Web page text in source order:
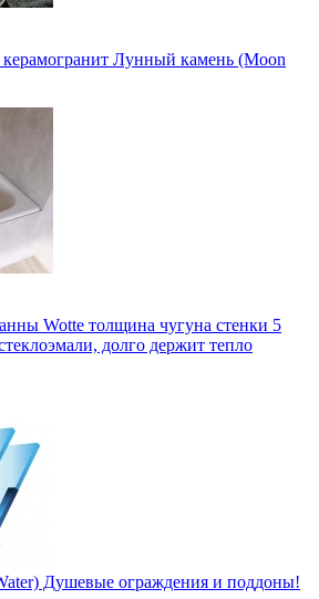
Лунный камень (Moon
Wotte толщина чугуна стенки 5
долго держит тепло
Душевые ограждения и поддоны!